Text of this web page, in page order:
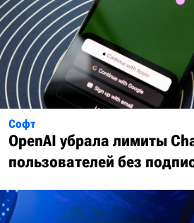
Софт
OpenAI убрала лимиты
пользователей без